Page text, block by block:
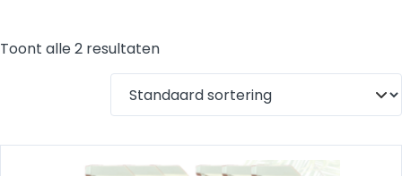
Toont alle 2 resultaten